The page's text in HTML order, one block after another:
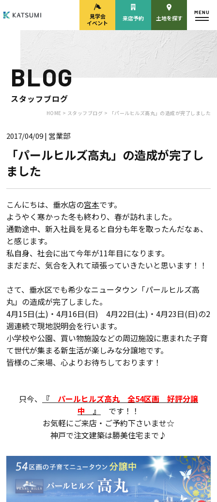
モデルハウス
来場予約
見学会・
来店予約
HOME
物件検索
会員登録
分譲モデルハウス
おすすめ分譲地
手間ひまかけた家づくり
KATSUMIの標準仕様 和暮-なごみ-
断熱・気密性能と快適性
長期優良住宅
ZEH
見学会
イベント
来店予約 土地を探す
MENU
BLOG
スタッフブログ
HOME > スタッフブログ > 「パールヒルズ高丸」の造成が完了しました
2017/04/09| 営業部
「パールヒルズ高丸」の造成が完了し
ました
こんにちは、垂水店の宮本です。
ようやく寒かった冬も終わり、春が訪れました。
通勤途中、新入社員を見ると自分も年を取ったんだなぁ、
と感じます。
私自身、社会に出て今年が11年目になります。
まだまだ、気合を入れて頑張っていきたいと思います！！
さて、垂水区でも希少なニュータウン「パールヒルズ高
丸」の造成が完了しました。
4月15日(土)・4月16日(日) 4月22日(土)・4月23日(日)の2
週連続で現地説明会を行います。
小学校や公園、買い物施設などの周辺施設に恵まれた子育
て世代が集まる新生活が楽しみな分譲地です。
皆様のご来場、心よりお待ちしております！
只今、 『 パールヒルズ高丸 全54区画 好評分譲
中 』
です！！
お気軽にご来店・ご予約下さいませ☆
神戸で注文建築は勝美住宅まで♪